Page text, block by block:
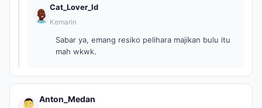
Cat_Lover_Id
Kemarin
Sabar ya, emang resiko pelihara majikan bulu itu
mah wkwk.
Anton_Medan